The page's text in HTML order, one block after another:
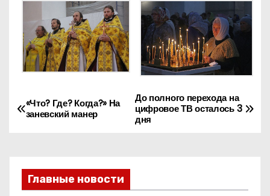
Н
До полного перехода на
цифровое ТВ осталось 3
дня
«Что? Где? Когда?» На
заневский манер
Главные новости